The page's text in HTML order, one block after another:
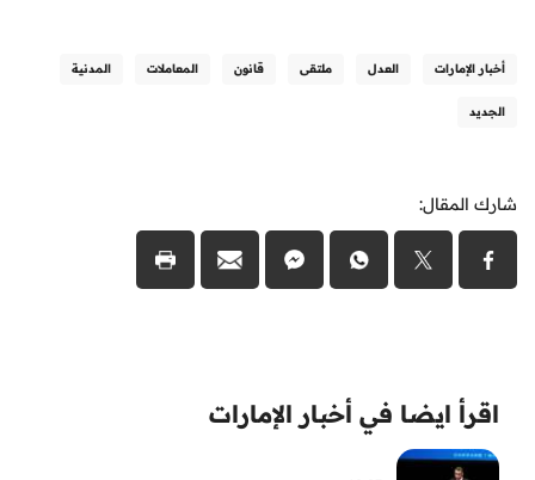
أخبار الإمارات العدل ملتقى قانون المعاملات المدنية
الجديد
شارك المقال:
اقرأ ايضا في أخبار الإمارات